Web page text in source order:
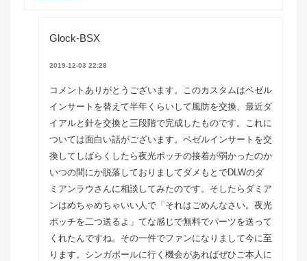
Glock-BSX
2019-12-03 22:28
コメントありがとうございます。このカスタムはベゼル
インサートを替えて半年くらいして風防を交換、最近ダ
イアルと針を交換と三段階で完成したものです。これに
ついては面白い話がございます。ベゼルインサートを交
換してしばらくしたら夜光ポッチの接着が弱かったのか
いつの間にか脱落しておりましてダメもとでDLWのダ
ミアンラウさんに相談してみたのです。そしたらダミア
ンはめちゃめちゃいい人で「それはごめんなさい。夜光
ポッチを二つ送るよ」てな感じで無料でパーツを送って
くれたんですね。その一件でファンになりまして今に至
ります。シンガポールに行く機会があればぜひご本人に